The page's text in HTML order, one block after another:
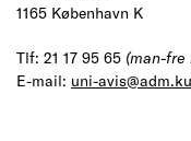
1165 København K
Tlf: 21 17 95 65 (man-fre
E-mail: uni-